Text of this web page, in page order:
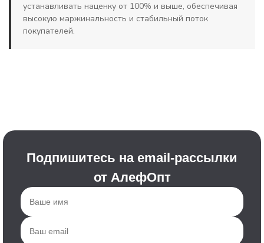
устанавливать наценку от 100% и выше, обеспечивая
высокую маржинальность и стабильный поток
покупателей.
Подпишитесь на email-рассылки
от АлефОпт